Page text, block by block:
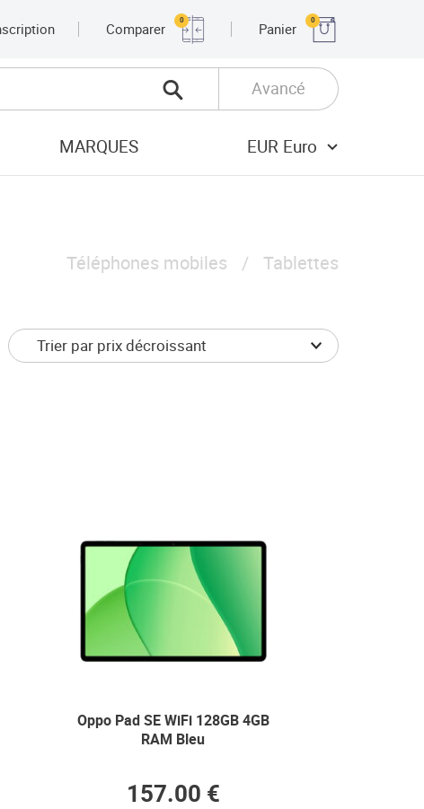
Comparer
0
Panier
0
Avancé
MARQUES EUR Euro
Téléphones mobiles Tablettes
Oppo Pad SE WiFi 128GB 4GB
RAM Bleu
157.00 €